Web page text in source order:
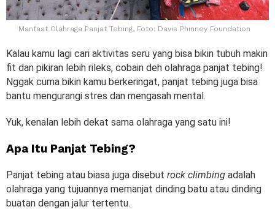
Manfaat Olahraga Panjat Tebing, Foto: Davis Phinney Foundation
Kalau kamu lagi cari aktivitas seru yang bisa bikin tubuh makin
fit dan pikiran lebih rileks, cobain deh olahraga panjat tebing!
Nggak cuma bikin kamu berkeringat, panjat tebing juga bisa
bantu mengurangi stres dan mengasah mental.
Yuk, kenalan lebih dekat sama olahraga yang satu ini!
Apa Itu Panjat Tebing?
Panjat tebing atau biasa juga disebut rock climbing adalah
olahraga yang tujuannya memanjat dinding batu atau dinding
buatan dengan jalur tertentu.